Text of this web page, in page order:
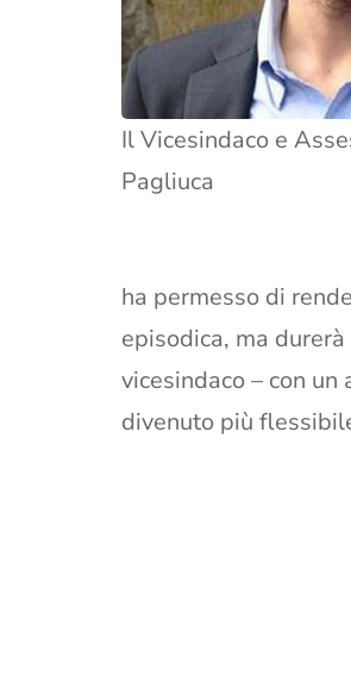
Il Vicesindaco e
Pagliuca
ha permesso di
episodica, ma
vicesindaco – con
divenuto più